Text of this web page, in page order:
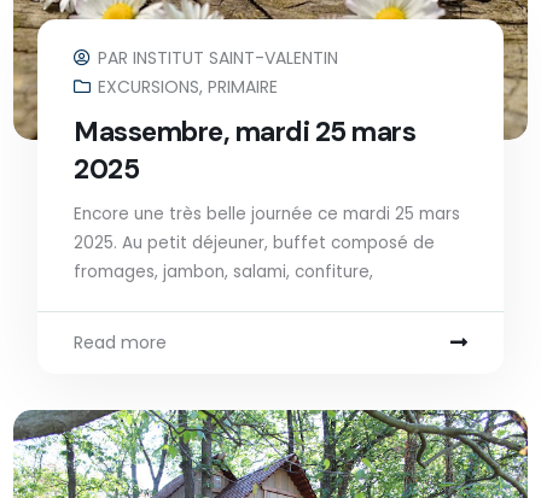
PARINSTITUT SAINT-VALENTIN
EXCURSIONS,PRIMAIRE
Massembre, mardi 25 mars
2025
Encore une très belle journée ce mardi 25 mars
2025. Au petit déjeuner, buffet composé de
fromages, jambon, salami, confiture,
Read more